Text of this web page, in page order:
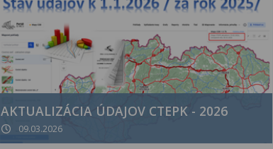
AKTUALIZÁCIA ÚDAJOV CTEPK - 2026
09.03.2026